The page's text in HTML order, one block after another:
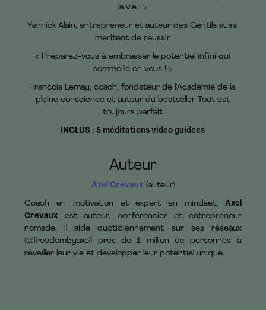
la vie ! »
Yannick Alain, entrepreneur et auteur des Gentils aussi
méritent de réussir
« Préparez-vous à embrasser le potentiel infini qui
sommeille en vous ! »
François Lemay, coach, fondateur de l’Académie de la
pleine conscience et auteur du bestseller Tout est
toujours parfait
INCLUS : 5 méditations vidéo guidées
Auteur
Axel Crevaux (auteur)
Coach en motivation et expert en mindset, Axel
Crevaux est auteur, conférencier et entrepreneur
nomade. Il aide quotidiennement sur ses réseaux
(@freedombyaxel) près de 1 million de personnes à
réveiller leur vie et développer leur potentiel unique.